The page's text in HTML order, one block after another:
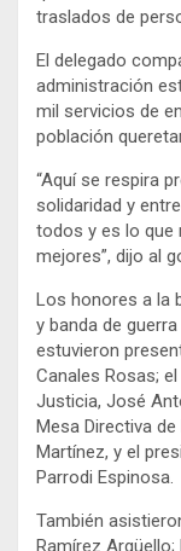
traslados de
El delegado
administración
mil servicios de
población
“Aquí se respira
solidaridad y
todos y es lo que
mejores”, dijo al
Los honores a la
y banda de
estuvieron
Canales Rosas;
Justicia, José
Mesa Directiva
Martínez, y el
Parrodi Espinosa.
También
Ramírez